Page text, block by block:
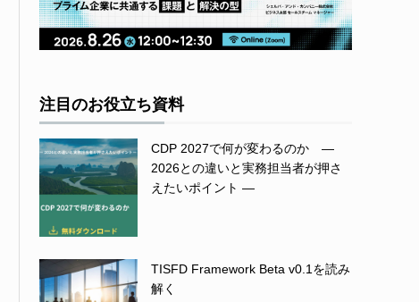
注目のお役立ち資料
CDP 2027で何が変わるのか ―
2026との違いと実務担当者が押さ
えたいポイント ―
TISFD Framework Beta v0.1を読み
解く